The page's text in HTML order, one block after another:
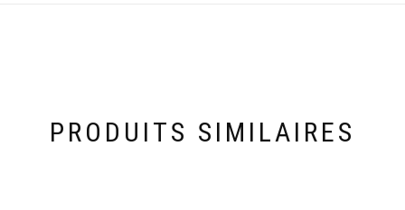
PRODUITS SIMILAIRES